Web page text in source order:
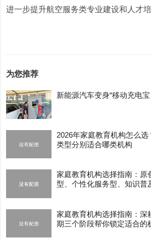
进一步提升航空服务类专业建设和人才培
为您推荐
新能源汽车变身“移动充电宝
2026年家庭教育机构怎么
类型分别适合哪类机构
家庭教育机构选择指南：原
型、个性化服务型、知识普
家庭教育机构选择指南：深
期三个阶段帮你锁定适合的